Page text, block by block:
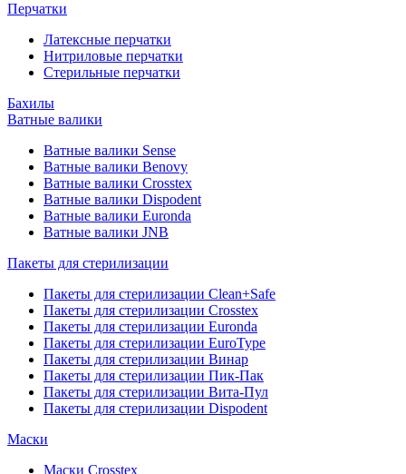
Перчатки
Латексные перчатки
Нитриловые перчатки
Стерильные перчатки
Бахилы
Ватные валики
Ватные валики Sense
Ватные валики Benovy
Ватные валики Crosstex
Ватные валики Dispodent
Ватные валики Euronda
Ватные валики JNB
Пакеты для стерилизации
Пакеты для стерилизации Clean+Safe
Пакеты для стерилизации Crosstex
Пакеты для стерилизации Euronda
Пакеты для стерилизации EuroType
Пакеты для стерилизации Винар
Пакеты для стерилизации Пик-Пак
Пакеты для стерилизации Вита-Пул
Пакеты для стерилизации Dispodent
Маски
Маски Crosstex